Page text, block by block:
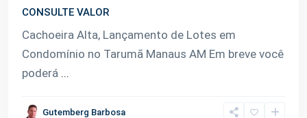
CONSULTE VALOR
Cachoeira Alta, Lançamento de Lotes em
Condomínio no Tarumã Manaus AM Em breve você
poderá ...
Gutemberg Barbosa